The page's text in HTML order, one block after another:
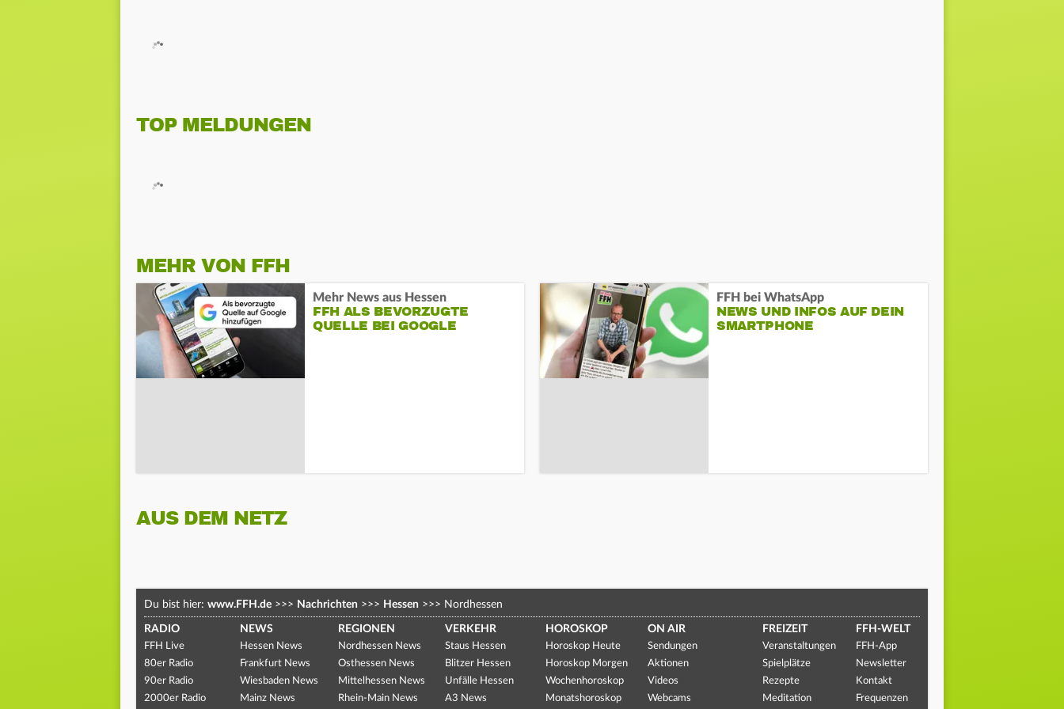
TOP MELDUNGEN
MEHR VON FFH
Mehr News aus Hessen
FFH ALS BEVORZUGTE
QUELLE BEI GOOGLE
FFH bei WhatsApp
NEWS UND INFOS AUF DEIN
SMARTPHONE
AUS DEM NETZ
Du bist hier: www.FFH.de >>> Nachrichten >>> Hessen >>> Nordhessen
RADIO
FFH Live
80er Radio
90er Radio
2000er Radio
NEWS
Hessen News
Frankfurt News
Wiesbaden News
Mainz News
REGIONEN
Nordhessen News
Osthessen News
Mittelhessen News
Rhein-Main News
VERKEHR
Staus Hessen
Blitzer Hessen
Unfälle Hessen
A3 News
HOROSKOP
Horoskop Heute
Horoskop Morgen
Wochenhoroskop
Monatshoroskop
ON AIR
Sendungen
Aktionen
Videos
Webcams
FREIZEIT
Veranstaltungen
Spielplätze
Rezepte
Meditation
FFH-WELT
FFH-App
Newsletter
Kontakt
Frequenzen